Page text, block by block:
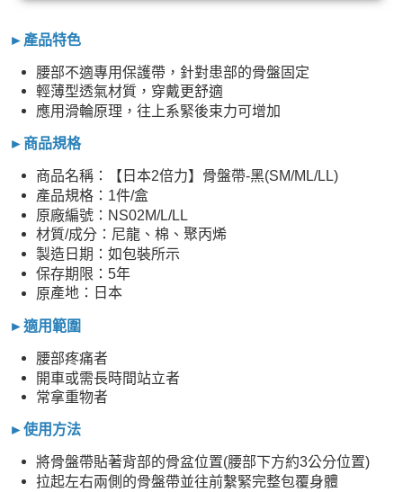
►產品特色
腰部不適專用保護帶，針對患部的骨盤固定
輕薄型透氣材質，穿戴更舒適
應用滑輪原理，往上系緊後束力可增加
►商品規格
商品名稱：【日本2倍力】骨盤帶-黑(SM/ML/LL)
產品規格：1件/盒
原廠編號：NS02M/L/LL
材質/成分：尼龍、棉、聚丙烯
製造日期：如包裝所示
保存期限：5年
原產地：日本
►適用範圍
腰部疼痛者
開車或需長時間站立者
常拿重物者
►使用方法
將骨盤帶貼著背部的骨盆位置(腰部下方約3公分位置)
拉起左右兩側的骨盤帶並往前繫緊完整包覆身體